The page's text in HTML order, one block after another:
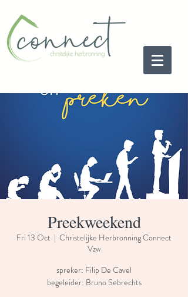
Preekweekend
Fri 13 Oct
  |
Christelijke Herbronning Connect
Vzw
spreker: Filip De Cavel
begeleider: Bruno Sebrechts